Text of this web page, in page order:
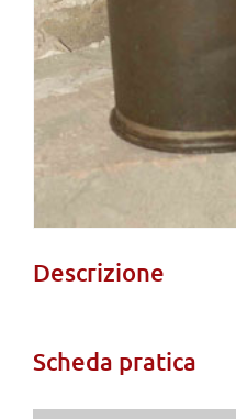
Descrizione
Scheda pratica